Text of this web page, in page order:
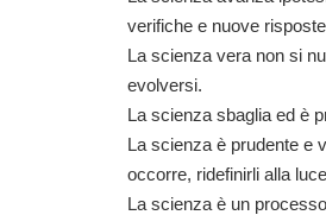
verifiche e nuove
La scienza vera non si
evolversi.
La scienza sbaglia ed è
La scienza è prudente e
occorre, ridefinirli alla
La scienza è un